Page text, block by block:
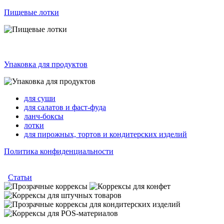
Пищевые лотки
Упаковка для продуктов
для суши
для салатов и фаст-фуда
ланч-боксы
лотки
для пирожных, тортов и кондитерских изделий
Политика конфиденциальности
Статьи